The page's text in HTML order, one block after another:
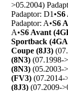
>05.2004) P
Padaptor: D1 •S6
Padaptor: A•S6
A•S6 Avant
Sportback
Coupe (8J3)
(8N3) (07.1998-
(8N3) (05.2003-
(FV3) (07.2014-
(8J3) (07.2009-